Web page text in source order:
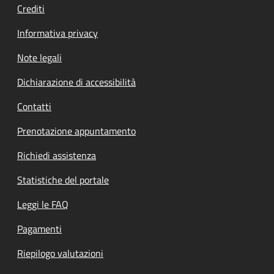
Crediti
Informativa privacy
Note legali
Dichiarazione di accessibilità
Contatti
Prenotazione appuntamento
Richiedi assistenza
Statistiche del portale
Leggi le FAQ
Pagamenti
Riepilogo valutazioni